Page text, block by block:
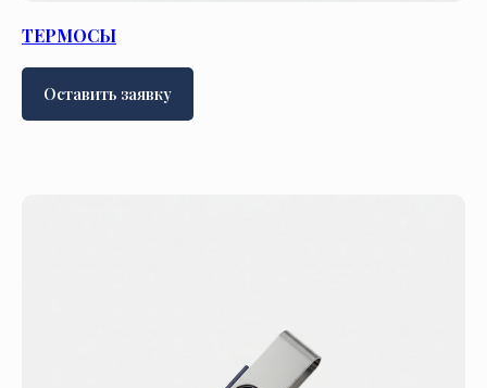
ТЕРМОСЫ
Оставить заявку